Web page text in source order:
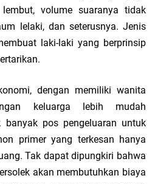
volume suaranya tidak
lelaki, dan seterusnya. Jenis
laki-laki yang berprinsip
dengan memiliki wanita
keluarga lebih mudah
banyak pos pengeluaran untuk
primer yang terkesan hanya
Tak dapat dipungkiri bahwa
akan membutuhkan biaya